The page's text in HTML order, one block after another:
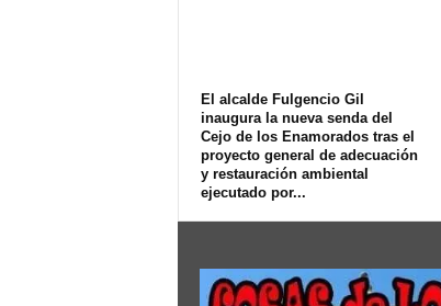
El alcalde Fulgencio Gil
inaugura la nueva senda del
Cejo de los Enamorados tras el
proyecto general de adecuación
y restauración ambiental
ejecutado por...